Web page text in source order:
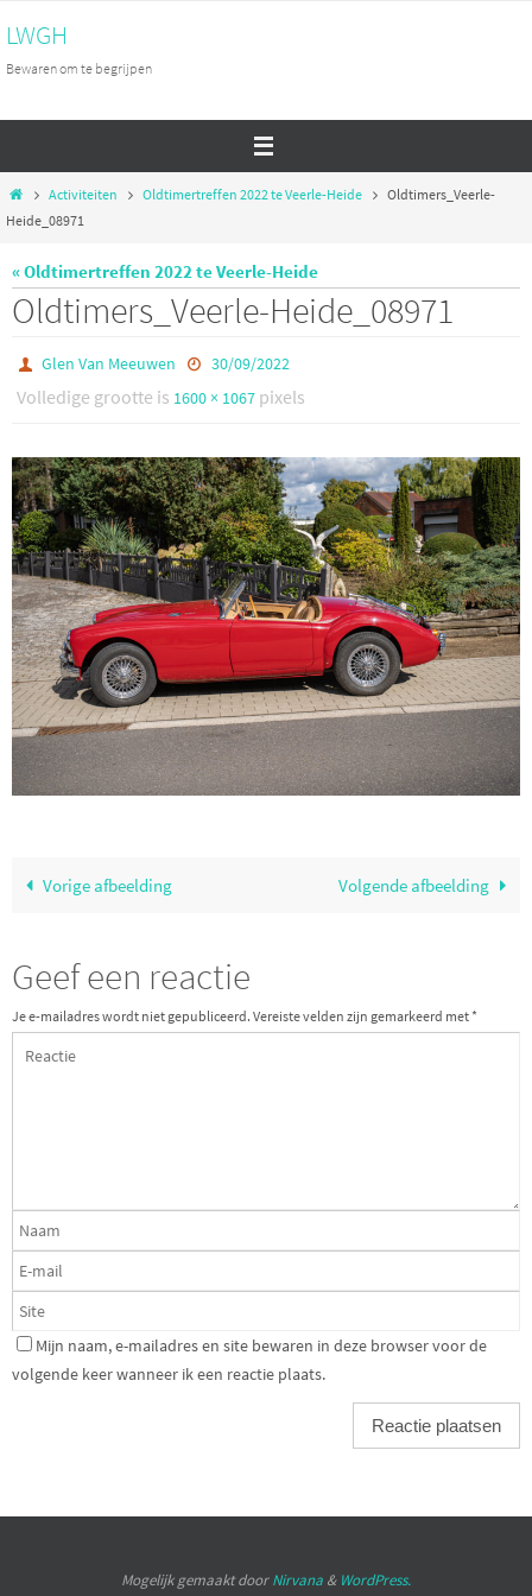
naar
de
LWGH
Bewaren om te begrijpen
HomeActiviteiten Oldtimertreffen 2022 te Veerle-Heide
Oldtimers_Veerle-
Heide_08971
« Oldtimertreffen 2022 te Veerle-Heide
Oldtimers_Veerle-Heide_08971
Glen Van Meeuwen 30/09/2022
Volledige grootte is 1600 × 1067 pixels
Vorige afbeelding Volgende afbeelding
Geef een reactie
Je e-mailadres wordt niet gepubliceerd. Vereiste velden zijn gemarkeerd met *
Mijn naam, e-mailadres en site bewaren in deze browser voor de
volgende keer wanneer ik een reactie plaats.
Mogelijk gemaakt doorNirvana & WordPress.